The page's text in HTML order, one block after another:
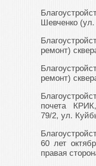
Шевченко (ул.
ремонт)
ремонт)
почета
79/2, ул.
60 лет
правая